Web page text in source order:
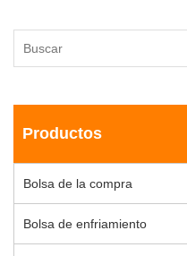
Productos
Bolsa de la compra
Bolsa de enfriamiento